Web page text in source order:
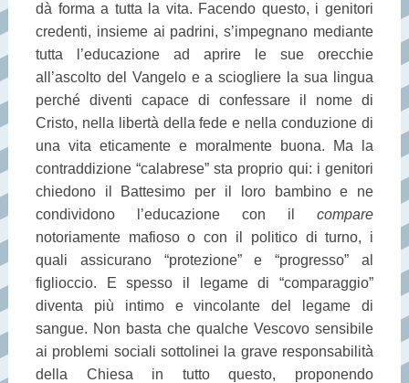
dà forma a tutta la vita. Facendo questo, i genitori
credenti, insieme ai padrini, s’impegnano mediante
tutta l’educazione ad aprire le sue orecchie
all’ascolto del Vangelo e a sciogliere la sua lingua
perché diventi capace di confessare il nome di
Cristo, nella libertà della fede e nella conduzione di
una vita eticamente e moralmente buona. Ma la
contraddizione “calabrese” sta proprio qui: i genitori
chiedono il Battesimo per il loro bambino e ne
condividono l’educazione con ilcompare
notoriamente mafioso o con il politico di turno, i
quali assicurano “protezione” e “progresso” al
figlioccio. E spesso il legame di “comparaggio”
diventa più intimo e vincolante del legame di
sangue. Non basta che qualche Vescovo sensibile
ai problemi sociali sottolinei la grave responsabilità
della Chiesa in tutto questo, proponendo